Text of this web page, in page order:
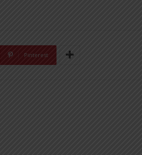
Pinterest